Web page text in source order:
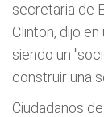
secretaria de
Clinton, dijo
siendo un
construir una
Ciudadanos